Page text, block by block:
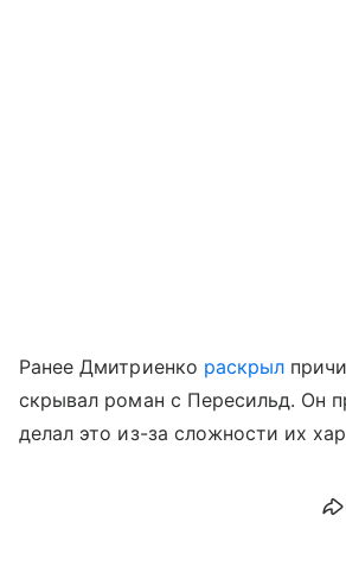
Ранее Дмитриенко раскрыл
скрывал роман с Пересильд. Он
делал это из-за сложности их